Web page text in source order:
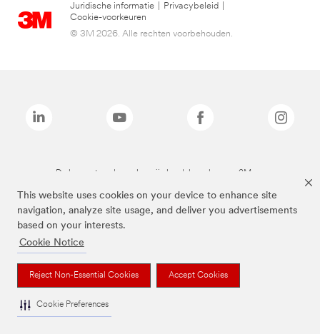
This website uses cookies on your device to enhance site
navigation, analyze site usage, and deliver you advertisements
based on your interests.
Cookie Notice
Reject Non-Essential Cookies Accept Cookies
Cookie Preferences
Juridische informatie Privacybeleid
Cookie-voorkeuren
© 3M 2026. Alle rechten voorbehouden.
De bovenstaande merken zijn handelsmerken van 3M.we